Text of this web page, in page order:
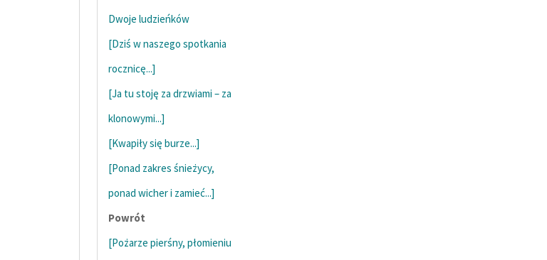
Dwoje ludzieńków
[Dziś w naszego spotkania
rocznicę...]
[Ja tu stoję za drzwiami – za
klonowymi...]
[Kwapiły się burze...]
[Ponad zakres śnieżycy,
ponad wicher i zamieć...]
Powrót
[Pożarze pierśny, płomieniu